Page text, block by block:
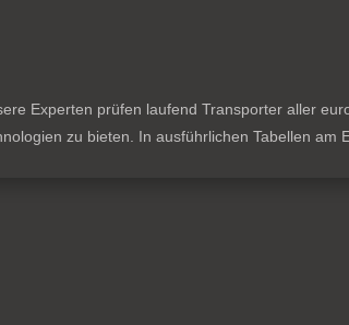
Experten prüfen laufend Transporter aller
zu bieten. In ausführlichen Tabellen